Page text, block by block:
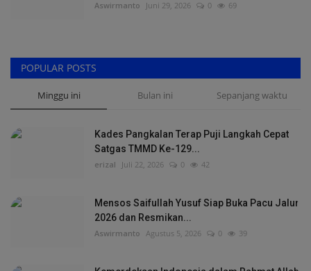
Aswirmanto Juni 29, 2026 0 69
POPULAR POSTS
Minggu ini Bulan ini Sepanjang waktu
Kades Pangkalan Terap Puji Langkah Cepat
Satgas TMMD Ke-129...
erizal Juli 22, 2026 0 42
Mensos Saifullah Yusuf Siap Buka Pacu Jalur
2026 dan Resmikan...
Aswirmanto Agustus 5, 2026 0 39